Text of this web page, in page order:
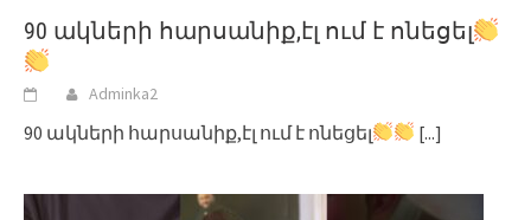
90 ակների հարսանիք,էլ ում է ոնեցել
Adminka2
90 ակների հարսանիք,էլ ում է ոնեցել [...]